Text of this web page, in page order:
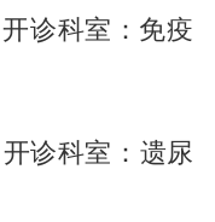
诊科室：免疫
诊科室：遗尿